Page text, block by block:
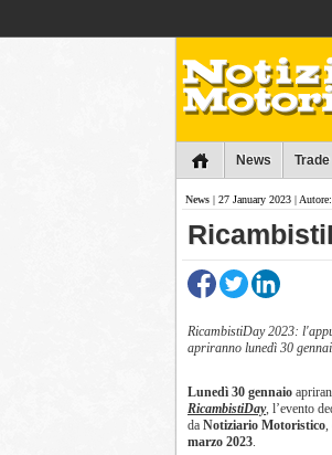
News
News | 27 January 2023 |
RicambistiDay 2023:
apriranno lunedì 30
Lunedì 30 gennaio
RicambistiDay, l’evento
da Notiziario Motoristico,
marzo 2023.